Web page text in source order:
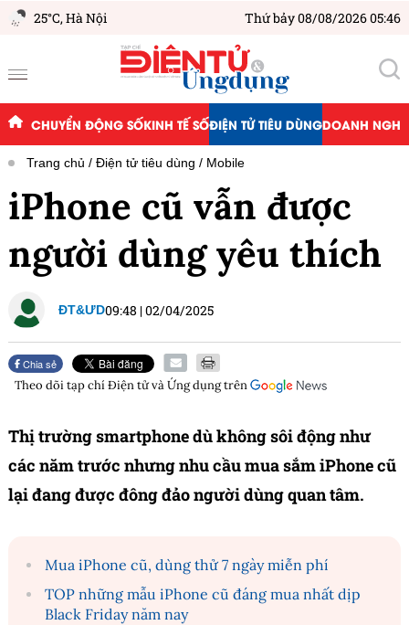
25°C,Hà Nội Thứ bảy 08/08/2026 05:46
CHUYỂN ĐỘNG SỐKINH TẾ SỐĐIỆN TỬ TIÊU DÙNGDOANH
Trang chủ Điện tử tiêu dùng Mobile
iPhone cũ vẫn được
người dùng yêu thích
ĐT&ƯD09:48 |02/04/2025
Chia sẻ
Theo dõi tạp chíĐiện tử và Ứng dụngtrên
Thị trường smartphone dù không sôi động như
các năm trước nhưng nhu cầu mua sắm iPhone cũ
lại đang được đông đảo người dùng quan tâm.
Mua iPhone cũ, dùng thử 7 ngày miễn phí
TOP những mẫu iPhone cũ đáng mua nhất dịp
Black Friday năm nay